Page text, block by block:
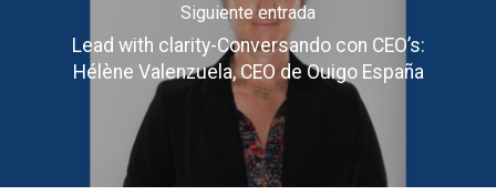
Siguiente entrada
Lead with clarity-Conversando con CEO’s:
Hélène Valenzuela, CEO de Ouigo España